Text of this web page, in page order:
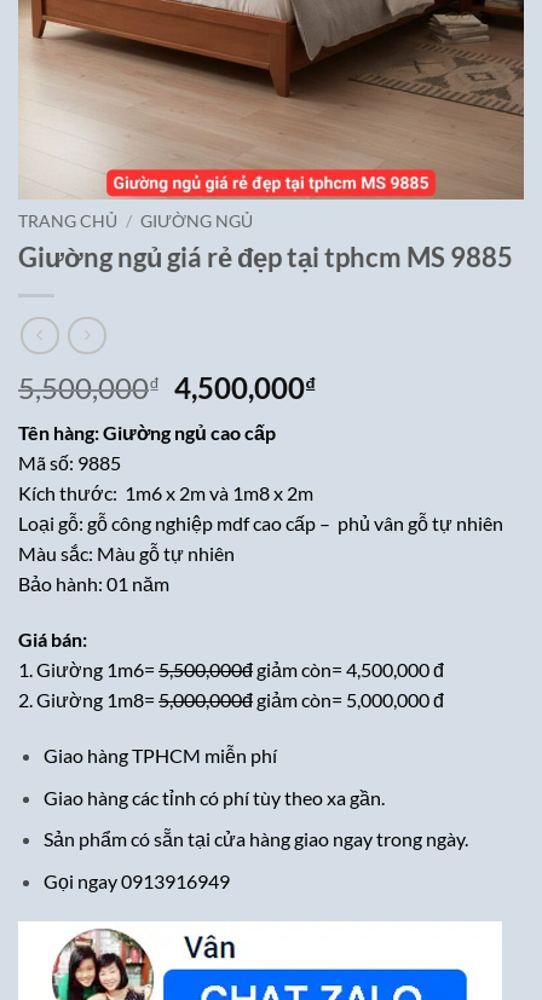
TRANG CHỦ / GIƯỜNG NGỦ
Giường ngủ giá rẻ đẹp tại tphcm MS 9885
5,500,000₫ Giá
gốc
là:
4,500,000₫Giá
Tên hàng: Giường ngủ cao cấp
Mã số: 9885
Kích thước: 1m6 x 2m và 1m8 x 2m
Loại gỗ: gỗ công nghiệp mdf cao cấp – phủ vân gỗ tự nhiên
Màu sắc: Màu gỗ tự nhiên
Bảo hành: 01 năm
Giá bán:
1. Giường 1m6= 5,500,000đgiảm còn= 4,500,000 đ
2. Giường 1m8= 5,000,000đgiảm còn= 5,000,000 đ
Giao hàng TPHCM miễn phí
Giao hàng các tỉnh có phí tùy theo xa gần.
Sản phẩm có sẵn tại cửa hàng giao ngay trong ngày.
Gọi ngay 0913916949